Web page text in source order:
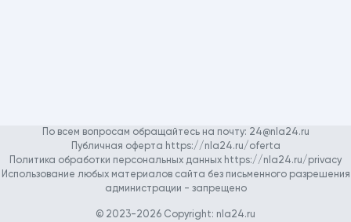
По всем вопросам обращайтесь на почту: 24@nla24.ru
Публичная оферта https://nla24.ru/oferta
Политика обработки персональных данных https://nla24.ru/privacy
Использование любых материалов сайта без письменного разрешения
администрации - запрещено
© 2023-2026 Copyright: nla24.ru